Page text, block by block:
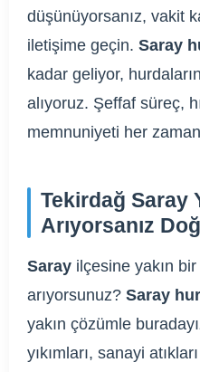
düşünüyorsanız, vakit
iletişime geçin. Saray
kadar geliyor,
alıyoruz. Şeffaf süreç,
memnuniyeti her
Tekirdağ Saray
Arıyorsanız
Saray ilçesine yakın bir
arıyorsunuz? Saray
yakın çözümle
yıkımları, sanayi